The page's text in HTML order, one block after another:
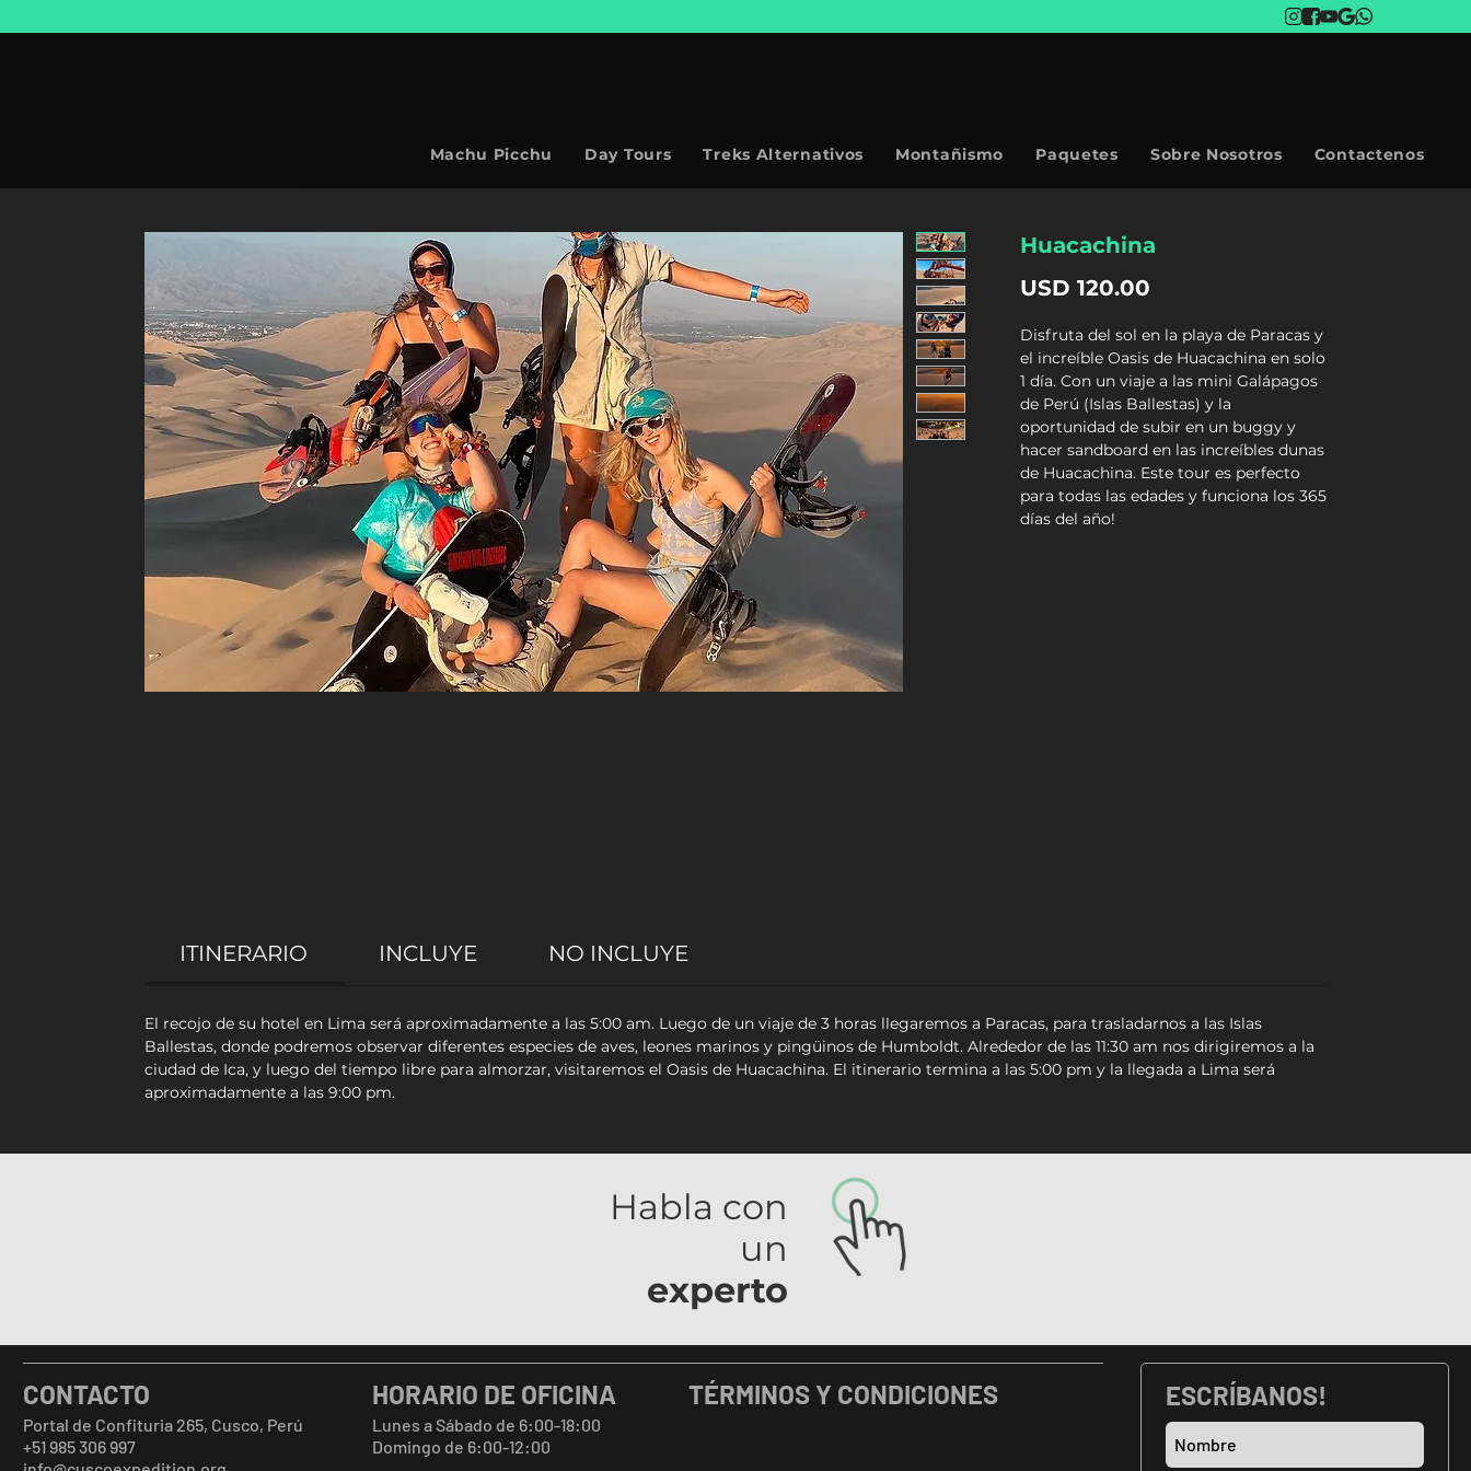
Machu Picchu Day Tours Treks Alternativos Montañismo Paquetes Sobre Nosotros Contactenos
Huacachina
USD 120.00
Disfruta del sol en la playa de Paracas y
el increíble Oasis de Huacachina en solo
1 día. Con un viaje a las mini Galápagos
de Perú (Islas Ballestas) y la
oportunidad de subir en un buggy y
hacer sandboard en las increíbles dunas
de Huacachina. Este tour es perfecto
para todas las edades y funciona los 365
días del año!
ITINERARIO INCLUYE NO INCLUYE
El recojo de su hotel en Lima será aproximadamente a las 5:00 am. Luego de un viaje de 3 horas llegaremos a Paracas, para trasladarnos a las Islas
Ballestas, donde podremos observar diferentes especies de aves, leones marinos y pingüinos de Humboldt. Alrededor de las 11:30 am nos dirigiremos a la
ciudad de Ica, y luego del tiempo libre para almorzar, visitaremos el Oasis de Huacachina. El itinerario termina a las 5:00 pm y la llegada a Lima será
aproximadamente a las 9:00 pm.
Habla con
un
experto
CONTACTO
Portal de Confituria 265, Cusco, Perú
+51 985 306 997
HORARIO DE OFICINA TÉRMINOS Y CONDICIONES
Lunes a Sábado de 6:00-18:00
Domingo de 6:00-12:00
ESCRÍBANOS!